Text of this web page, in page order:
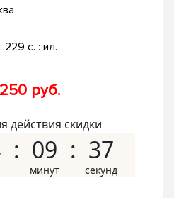
229 с. : ил.
250 руб.
действия скидки
09 36